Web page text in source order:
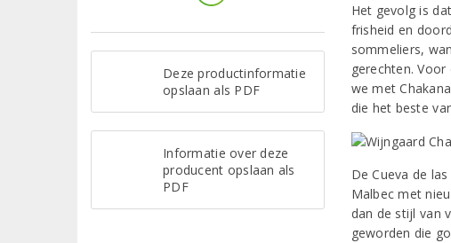
Deze productinformatie
opslaan als PDF
Informatie over deze
producent opslaan als
PDF
Het gevolg is
frisheid en
sommeliers,
gerechten.
we met
die het beste
De Cueva de
Malbec met
dan de stijl van
geworden die